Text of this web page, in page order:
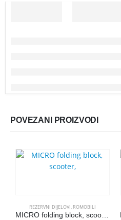
POVEZANI PROIZVODI
REZERVNI DIJELOVI, ROMOBILI
MICRO folding block, scooter,